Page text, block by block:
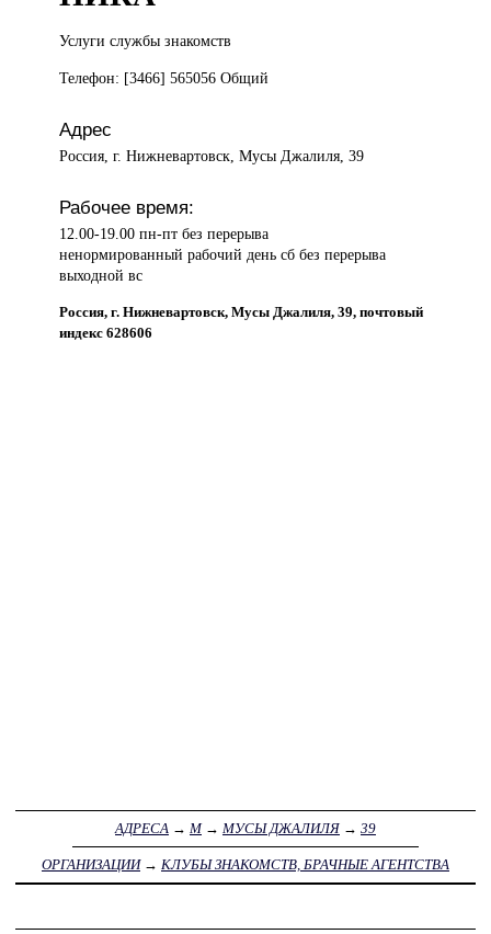
Услуги службызнакомств
Телефон: [3466] 565056 Общий
Адрес
Россия, г. Нижневартовск, Мусы Джалиля, 39
Рабочее время:
12.00-19.00 пн-пт без перерыва
ненормированный рабочий день сб без перерыва
выходной вс
Россия, г. Нижневартовск, Мусы Джалиля, 39, почтовый
индекс 628606
АДРЕСА → М→ МУСЫ ДЖАЛИЛЯ → 39
ОРГАНИЗАЦИИ→ КЛУБЫ ЗНАКОМСТВ, БРАЧНЫЕ АГЕНТСТВА